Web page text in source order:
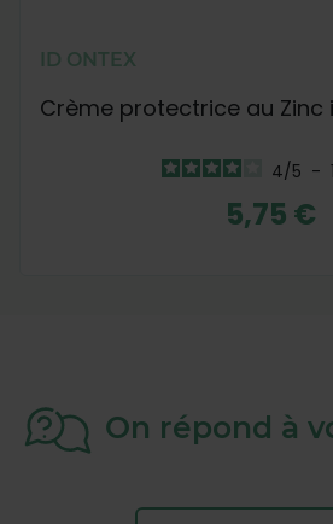
ID ONTEX
Crème protectrice au Zinc
4/5 - 1
5,75 €
On répond à